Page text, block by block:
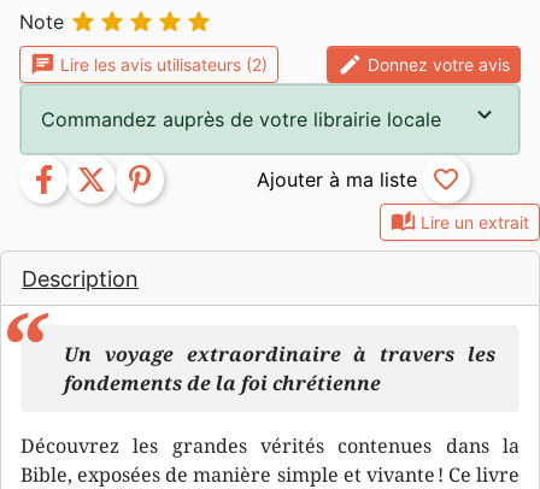
auto_stories Lire un extrait
Description
Un voyage extraordinaire à travers les
fondements de la foi chrétienne
Découvrez les grandes vérités contenues dans la
Bible, exposées de manière simple et vivante ! Ce livre
Note     
chat Lire les avis utilisateurs (2) edit Donnez votre avis
Commandez auprès de votre librairie locale
facebook twitter pinterest favorite_border